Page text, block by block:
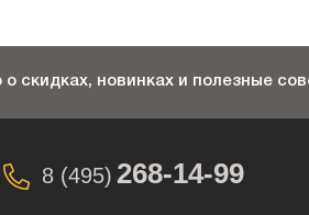
скидках, новинках и полезные
8 (495) 268-14-99